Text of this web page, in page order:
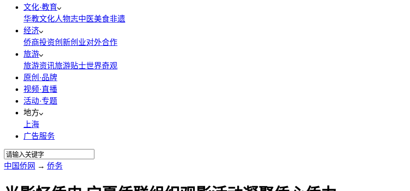
文化·教育
华教文化人物志中医美食非遗
经济
侨商投资创新创业对外合作
旅游
旅游资讯旅游贴士世界奇观
原创·品牌
视频·直播
活动·专题
地方
上海
广告服务
中国侨网 → 侨务